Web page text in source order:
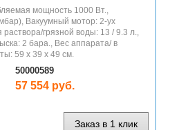
мощность 1000 Вт.,
Вакуумный мотор: 2-ух
грязной воды: 13 / 9.3 л.,
2 бара., Вес аппарата/ в
59 x 39 x 49 см.
50000589
57 554 руб.
Заказ в 1 клик